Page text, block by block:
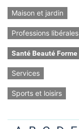
Maison et jardin
Professions libérales
Santé Beauté Forme
Services
Sports et loisirs